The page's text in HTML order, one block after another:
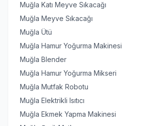
Muğla Katı Meyve Sıkacağı
Muğla Meyve Sıkacağı
Muğla Ütü
Muğla Hamur Yoğurma Makinesi
Muğla Blender
Muğla Hamur Yoğurma Mikseri
Muğla Mutfak Robotu
Muğla Elektrikli Isıtıcı
Muğla Ekmek Yapma Makinesi